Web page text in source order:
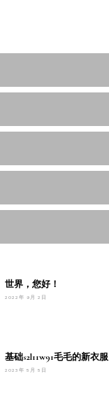
世界，您好！
2022年 9月 2日
基础s2l11w91毛毛的新衣服
2023年 5月 5日